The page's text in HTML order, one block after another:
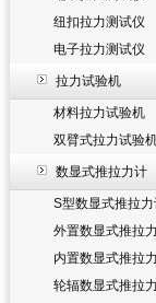
纽扣拉力测试仪
电子拉力测试仪
拉力试验机
材料拉力试验机
双臂式拉力试验
数显式推拉力计
S型数显式推拉
外置数显式推拉
内置数显式推拉
轮辐数显式推拉